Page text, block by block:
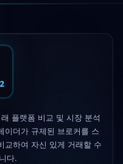
수료 계좌
스 상실
간으로 단축 4d
플랫폼 비교 및 시장 분석
이더가 규제된 브로커를 스
교하여 자신 있게 거래할 수
다.